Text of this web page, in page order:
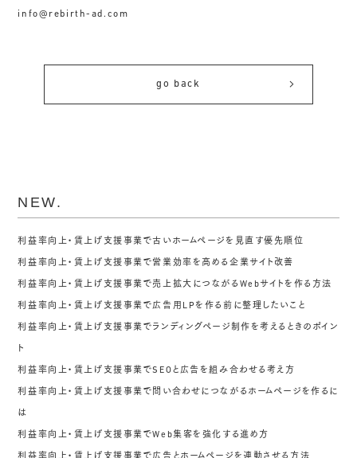
info@rebirth-ad.com
go back
NEW.
利益率向上・賃上げ支援事業で古いホームページを見直す優先順位
利益率向上・賃上げ支援事業で営業効率を高める企業サイト改善
利益率向上・賃上げ支援事業で売上拡大につながるWebサイトを作る方法
利益率向上・賃上げ支援事業で広告用LPを作る前に整理したいこと
利益率向上・賃上げ支援事業でランディングページ制作を考えるときのポイン
ト
利益率向上・賃上げ支援事業でSEOと広告を組み合わせる考え方
利益率向上・賃上げ支援事業で問い合わせにつながるホームページを作るに
は
利益率向上・賃上げ支援事業でWeb集客を強化する進め方